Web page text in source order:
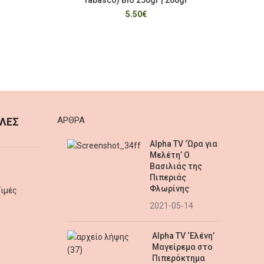
5.50€
AΡΘΡΑ
Alpha TV ‘Ώρα για
Μελέτη’ Ο
Βασιλιάς της
Πιπεριάς
Φλωρίνης
2021-05-14
Alpha TV ‘Ελένη’
Μαγείρεμα στο
Πιπερόκτημα